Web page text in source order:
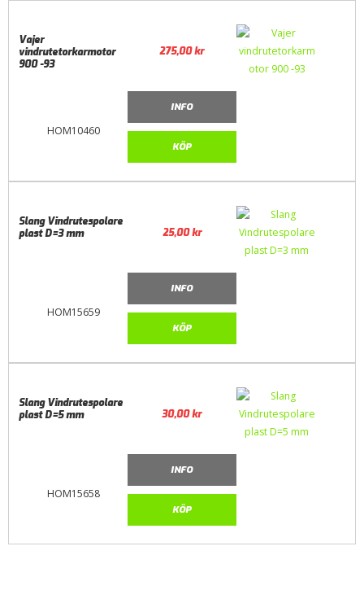
HOM10460
Vajer
vindrutetorkarmotor
900 -93
275,00kr
INFO
KÖP
HOM15659
Slang Vindrutespolare
plast D=3 mm
25,00kr
INFO
KÖP
HOM15658
Slang Vindrutespolare
plast D=5 mm
30,00kr
INFO
KÖP